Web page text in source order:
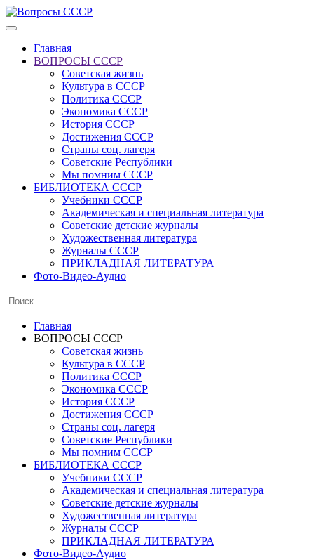
Главная
ВОПРОСЫ СССР
Советская жизнь
Культура в СССР
Политика СССР
Экономика СССР
История СССР
Достижения СССР
Страны соц. лагеря
Советские Республики
Мы помним СССР
БИБЛИОТЕКА СССР
Учебники СССР
Академическая и специальная литература
Советские детские журналы
Художественная литература
Журналы СССР
ПРИКЛАДНАЯ ЛИТЕРАТУРА
Фото-Видео-Аудио
Главная
ВОПРОСЫ СССР
Советская жизнь
Культура в СССР
Политика СССР
Экономика СССР
История СССР
Достижения СССР
Страны соц. лагеря
Советские Республики
Мы помним СССР
БИБЛИОТЕКА СССР
Учебники СССР
Академическая и специальная литература
Советские детские журналы
Художественная литература
Журналы СССР
ПРИКЛАДНАЯ ЛИТЕРАТУРА
Фото-Видео-Аудио